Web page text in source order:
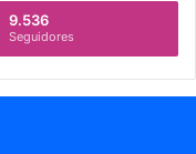
9.536
Seguidores